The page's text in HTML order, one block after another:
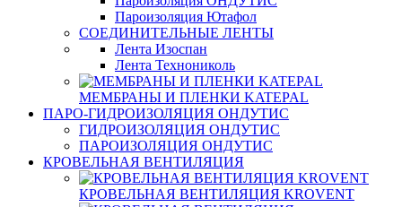
Пароизоляция Ютафол
СОЕДИНИТЕЛЬНЫЕ ЛЕНТЫ
Лента Изоспан
Лента Технониколь
МЕМБРАНЫ И ПЛЕНКИ KATEPAL
ПАРО-ГИДРОИЗОЛЯЦИЯ ОНДУТИС
ГИДРОИЗОЛЯЦИЯ ОНДУТИС
ПАРОИЗОЛЯЦИЯ ОНДУТИС
КРОВЕЛЬНАЯ ВЕНТИЛЯЦИЯ
КРОВЕЛЬНАЯ ВЕНТИЛЯЦИЯ KROVENT